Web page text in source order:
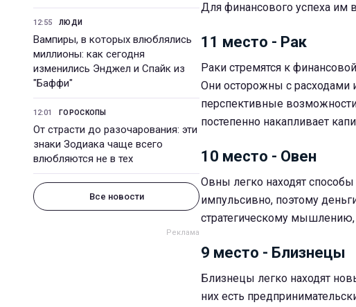
12:55 ЛЮДИ
Вампиры, в которых влюблялись
миллионы: как сегодня
изменились Энджел и Спайк из
"Баффи"
12:01 ГОРОСКОПЫ
От страсти до разочарования: эти
знаки Зодиака чаще всего
влюбляются не в тех
Все новости
Для финансового успеха им
11 место - Рак
Раки стремятся к
Они осторожны с расходами
перспективные
постепенно накапливает
10 место - Овен
Овны легко находят
импульсивно, поэтому
стратегическому мышлению,
9 место - Близнецы
Близнецы легко находят
них есть